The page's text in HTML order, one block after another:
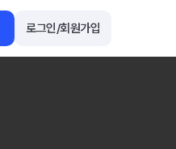
로그인/회원가입